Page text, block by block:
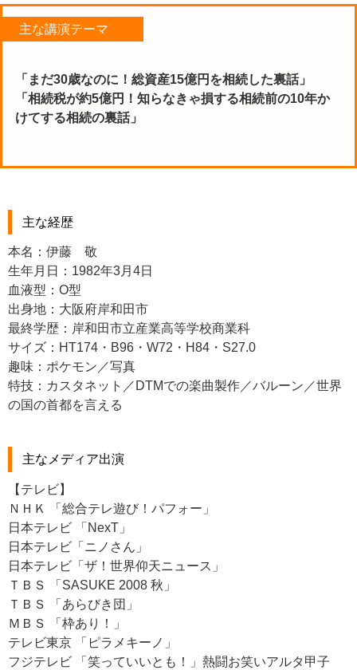
主な講演テーマ
「まだ30歳なのに！総資産15億円を相続した裏話」
「相続税が約5億円！知らなきゃ損する相続前の10年か
けてする相続の裏話」
主な経歴
本名：伊藤 敬
生年月日：1982年3月4日
血液型：O型
出身地：大阪府岸和田市
最終学歴：岸和田市立産業高等学校商業科
サイズ：HT174・B96・W72・H84・S27.0
趣味：ポケモン／写真
特技：カスタネット／DTMでの楽曲製作／バルーン／世界
の国の首都を言える
主なメディア出演
【テレビ】
ＮＨＫ 「総合テレ遊び！パフォー」
日本テレビ 「NexT」
日本テレビ「ニノさん」
日本テレビ「ザ！世界仰天ニュース」
ＴＢＳ 「SASUKE 2008 秋」
ＴＢＳ 「あらびき団」
ＭＢＳ 「枠あり！」
テレビ東京 「ピラメキーノ」
フジテレビ 「笑っていいとも！」熱闘お笑いアルタ甲子